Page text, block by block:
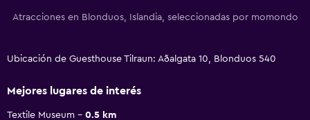
Atracciones en Blonduos, Islandia, seleccionadas por momondo
Ubicación de Guesthouse Tilraun: Aðalgata 10, Blonduos 540
Mejores lugares de interés
Textile Museum
0.5 km